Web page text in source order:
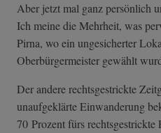
Aber jetzt mal ganz persönlich
Ich meine die Mehrheit, was
Pirna, wo ein ungesicherter
Oberbürgermeister gewählt
Der andere rechtsgestrickte
unaufgeklärte Einwanderung
70 Prozent fürs rechtsgestrickte